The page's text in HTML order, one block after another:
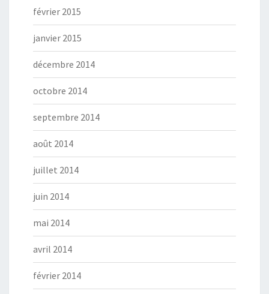
février 2015
janvier 2015
décembre 2014
octobre 2014
septembre 2014
août 2014
juillet 2014
juin 2014
mai 2014
avril 2014
février 2014